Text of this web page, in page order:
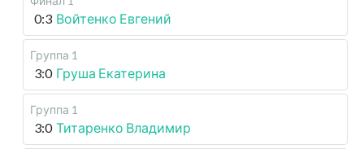
0:3 Войтенко Евгений
Группа 1
3:0 Груша Екатерина
Группа 1
3:0 Титаренко Владимир